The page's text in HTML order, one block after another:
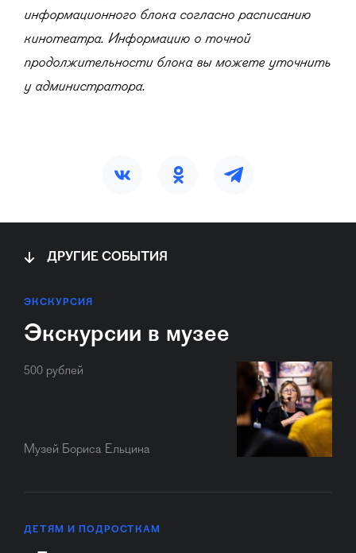
информационного блока согласно расписанию
кинотеатра. Информацию о точной
продолжительности блока вы можете уточнить
у администратора.
ДРУГИЕ СОБЫТИЯ
ЭКСКУРСИЯ
Экскурсии в музее
500 рублей
Музей Бориса Ельцина
ДЕТЯМ И ПОДРОСТКАМ